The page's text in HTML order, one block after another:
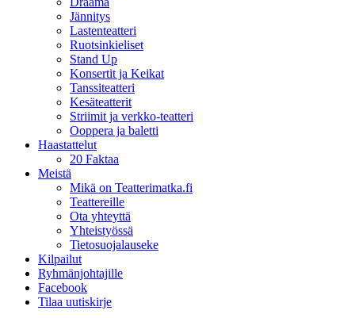
Jännitys
Lastenteatteri
Ruotsinkieliset
Stand Up
Konsertit ja Keikat
Tanssiteatteri
Kesäteatterit
Striimit ja verkko-teatteri
Ooppera ja baletti
Haastattelut
20 Faktaa
Meistä
Mikä on Teatterimatka.fi
Teattereille
Ota yhteyttä
Yhteistyössä
Tietosuojalauseke
Kilpailut
Ryhmänjohtajille
Facebook
Tilaa uutiskirje